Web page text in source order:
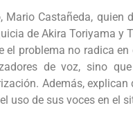
Mario Castañeda, quien
de Akira Toriyama y
el problema no radica en
de voz, sino
Además, explican
uso de sus voces en el